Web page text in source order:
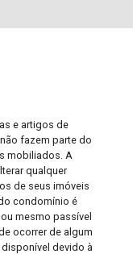
e artigos de
fazem parte do
mobiliados. A
qualquer
de seus imóveis
condomínio é
mesmo passível
ocorrer de algum
devido à